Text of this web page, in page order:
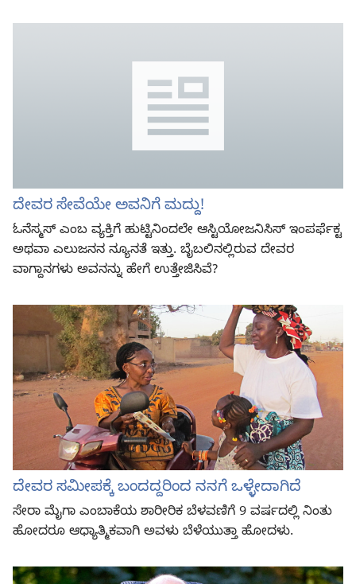
ದೇವರ ಸೇವೆಯೇ ಅವನಿಗೆ ಮದ್ದು!
ಓನೆಸ್ಮಸ್‌ ಎಂಬ ವ್ಯಕ್ತಿಗೆ ಹುಟ್ಟಿನಿಂದಲೇ ಆಸ್ಟಿಯೋಜನಿಸಿಸ್‌ ಇಂಪರ್ಫೆಕ್ಟ
ಅಥವಾ ಎಲುಜನನ ನ್ಯೂನತೆ ಇತ್ತು. ಬೈಬಲಿನಲ್ಲಿರುವ ದೇವರ
ವಾಗ್ದಾನಗಳು ಅವನನ್ನು ಹೇಗೆ ಉತ್ತೇಜಿಸಿವೆ?
ದೇವರ ಸಮೀಪಕ್ಕೆ ಬಂದದ್ದರಿಂದ ನನಗೆ ಒಳ್ಳೇದಾಗಿದೆ
ಸೇರಾ ಮೈಗಾ ಎಂಬಾಕೆಯ ಶಾರೀರಿಕ ಬೆಳವಣಿಗೆ 9 ವರ್ಷದಲ್ಲಿ ನಿಂತು
ಹೋದರೂ ಆಧ್ಯಾತ್ಮಿಕವಾಗಿ ಅವಳು ಬೆಳೆಯುತ್ತಾ ಹೋದಳು.